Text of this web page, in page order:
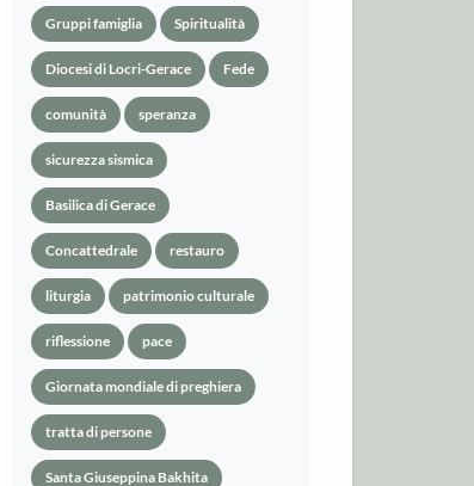
Gruppi famiglia Spiritualità
Diocesi di Locri-Gerace Fede
comunità speranza
sicurezza sismica
Basilica di Gerace
Concattedrale restauro
liturgia patrimonio culturale
riflessione pace
Giornata mondiale di preghiera
tratta di persone
Santa Giuseppina Bakhita